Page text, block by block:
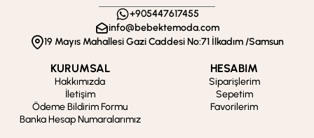
+905447617455
info@bebektemoda.com
19 Mayıs Mahallesi Gazi Caddesi No:71 İlkadım /Samsun
KURUMSAL
Hakkımızda
İletişim
Ödeme Bildirim Formu
Banka Hesap Numaralarımız
HESABIM
Siparişlerim
Sepetim
Favorilerim